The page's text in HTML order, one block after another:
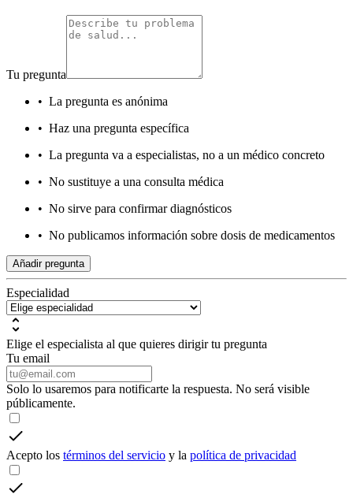
Tu pregunta
• La pregunta es anónima
• Haz una pregunta específica
• La pregunta va a especialistas, no a un médico concreto
• No sustituye a una consulta médica
• No sirve para confirmar diagnósticos
• No publicamos información sobre dosis de medicamentos
Añadir pregunta
Especialidad
Elige el especialista al que quieres dirigir tu pregunta
Tu email
Solo lo usaremos para notificarte la respuesta. No será visible
públicamente.
Acepto los términos del servicio y la política de privacidad